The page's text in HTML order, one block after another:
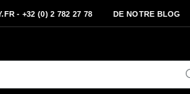
- +32 (0) 2 782 27 78 DE NOTRE BLOG